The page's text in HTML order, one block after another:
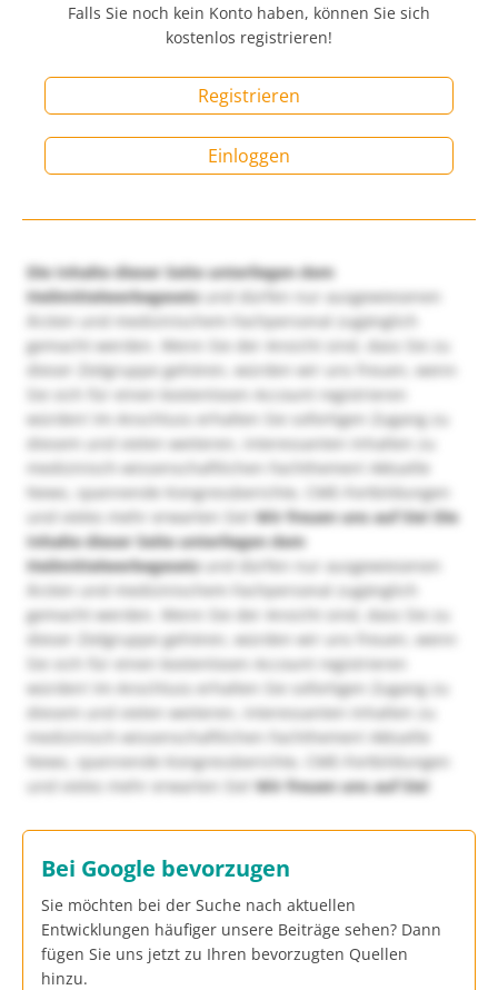
Falls Sie noch kein Konto haben, können Sie sich
kostenlos registrieren!
Registrieren
Einloggen
Die Inhalte dieser Seite unterliegen dem
Heilmittelwerbegesetzund dürfen nur ausgewiesenen
Ärzten und medizinischem Fachpersonal zugänglich
gemacht werden. Wenn Sie der Ansicht sind, dass Sie zu
dieser Zielgruppe gehören, würden wir uns freuen, wenn
Sie sich für einen kostenlosen Account registrieren
würden! Im Anschluss erhalten Sie sofortigen Zugang zu
diesem und vielen weiteren, interessanten Inhalten zu
medizinisch-wissenschaftlichen Fachthemen! Aktuelle
News, spannende Kongressberichte, CME-Fortbildungen
und vieles mehr erwarten Sie!Wir freuen uns auf Sie! Die
Inhalte dieser Seite unterliegen dem
Heilmittelwerbegesetzund dürfen nur ausgewiesenen
Ärzten und medizinischem Fachpersonal zugänglich
gemacht werden. Wenn Sie der Ansicht sind, dass Sie zu
dieser Zielgruppe gehören, würden wir uns freuen, wenn
Sie sich für einen kostenlosen Account registrieren
würden! Im Anschluss erhalten Sie sofortigen Zugang zu
diesem und vielen weiteren, interessanten Inhalten zu
medizinisch-wissenschaftlichen Fachthemen! Aktuelle
News, spannende Kongressberichte, CME-Fortbildungen
und vieles mehr erwarten Sie!Wir freuen uns auf Sie!
Bei Google bevorzugen
Sie möchten bei der Suche nach aktuellen
Entwicklungen häufiger unsere Beiträge sehen? Dann
fügen Sie uns jetzt zu Ihren bevorzugten Quellen
hinzu.